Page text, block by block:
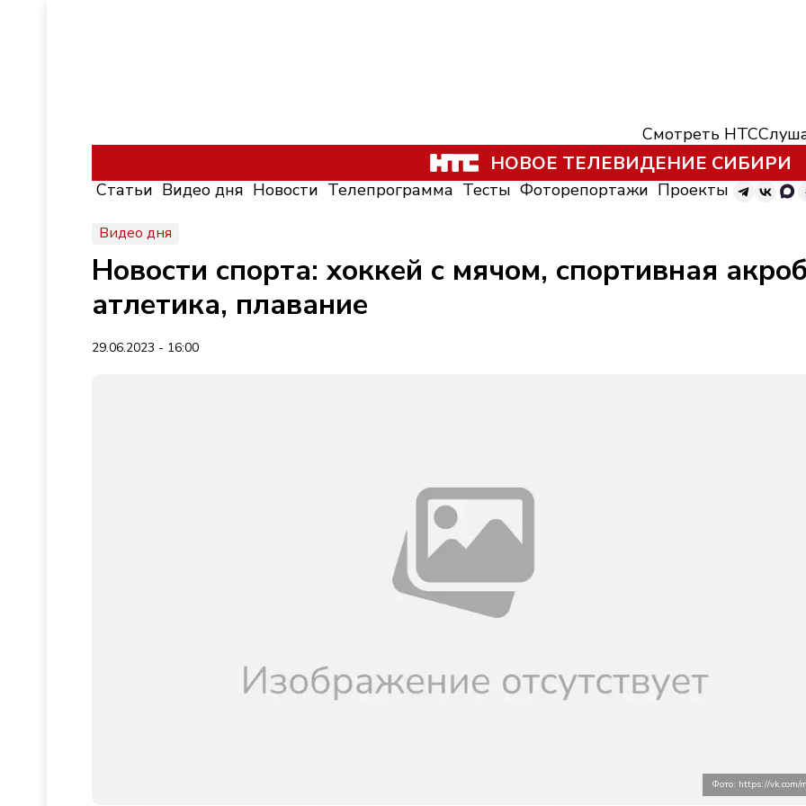
Смотреть НТС
НОВОЕ ТЕЛЕВИДЕНИЕ СИБИРИ
Статьи Видео дня Новости Телепрограмма Тесты Фоторепортажи Проекты
Видео дня
Новости спорта: хоккей с мячом, спортивная
атлетика, плавание
29.06.2023 - 16:00
Фото: https://vk.com/